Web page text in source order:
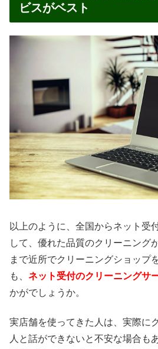
ビスがベスト
以上のように、全国からネット受
して、優れた品質のクリーニング
まで近所でクリーニングショップ
も、 ネット受付のクリーニングサ
かがでしょうか。
実店舗を使ってきた人は、実際に
人と話ができないと不安な場合も